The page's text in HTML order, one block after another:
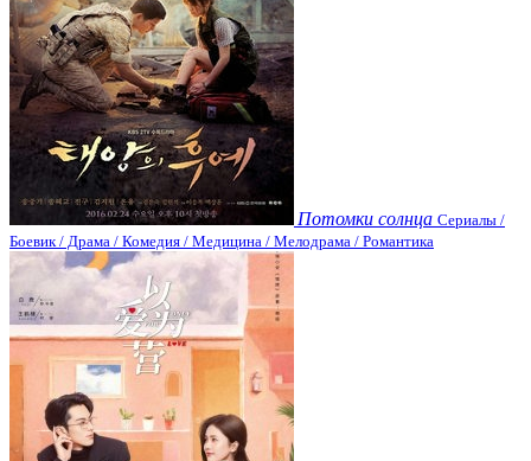
Потомки солнца Сериалы /
Боевик / Драма / Комедия / Медицина / Мелодрама / Романтика